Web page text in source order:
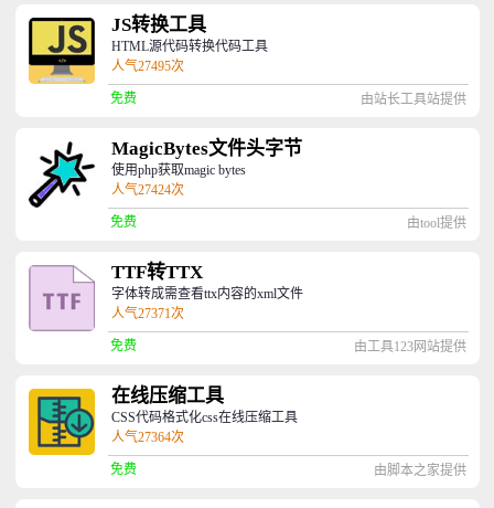
JS转换工具
HTML源代码转换代码工具
人气27495次
免费 由站长工具站提供
MagicBytes文件头字节
使用php获取magic bytes
人气27424次
免费 由tool提供
TTF转TTX
字体转成需查看ttx内容的xml文件
人气27371次
免费 由工具123网站提供
在线压缩工具
CSS代码格式化css在线压缩工具
人气27364次
免费 由脚本之家提供